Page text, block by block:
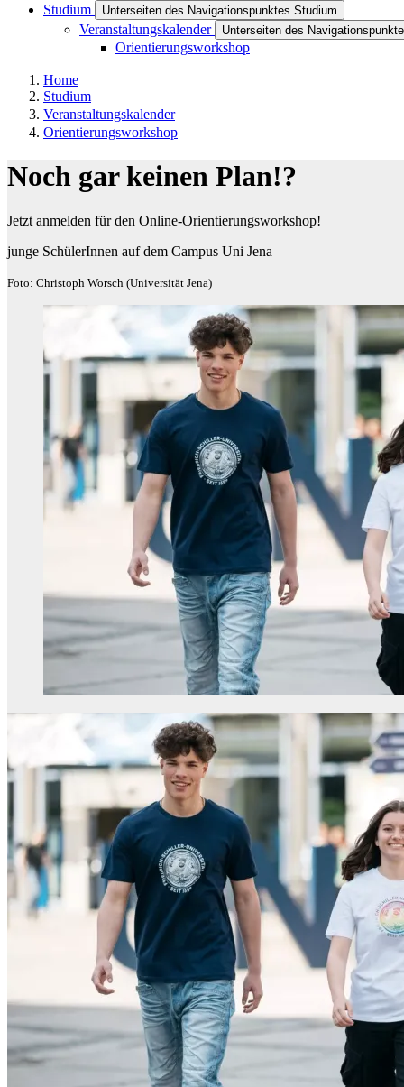
Studium Unterseiten des Navigationspunktes Studium
Veranstaltungskalender Unterseiten des
Orientierungsworkshop
Home
Studium
Veranstaltungskalender
Orientierungsworkshop
Noch gar keinen Plan!?
Jetzt anmelden für den Online-Orientierungsworkshop!
junge SchülerInnen auf dem Campus Uni Jena
Foto: Christoph Worsch (Universität Jena)